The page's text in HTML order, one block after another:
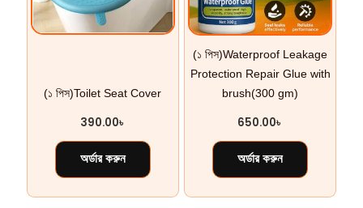
(১ পিস)Toilet Seat Cover
390.00৳
অর্ডার করুন
(১ পিস)Waterproof Leakage
Protection Repair Glue with
brush(300 gm)
650.00৳
অর্ডার করুন